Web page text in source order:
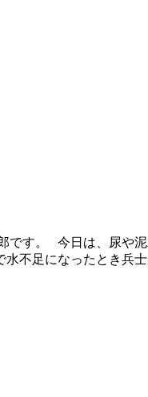
です。 今日は、尿や
不足になったとき兵